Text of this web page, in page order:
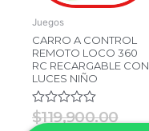
Juegos
CARRO A CONTROL
REMOTO LOCO 360
RC RECARGABLE CON
LUCES NIÑO
Valorado
en
$119,900.00